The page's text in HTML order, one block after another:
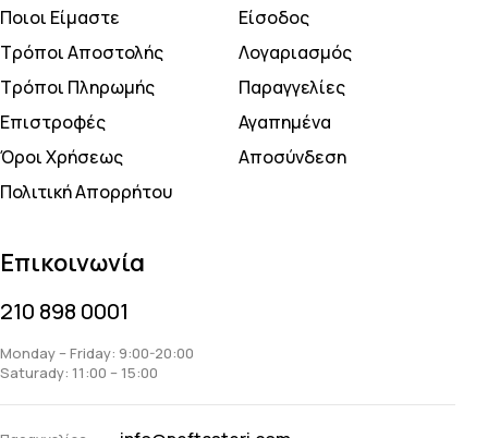
Ποιοι Είμαστε
Τρόποι Αποστολής
Τρόποι Πληρωμής
Επιστροφές
Όροι Χρήσεως
Πολιτική Απορρήτου
Είσοδος
Λογαριασμός
Παραγγελίες
Αγαπημένα
Αποσύνδεση
Επικοινωνία
210 898 0001
Monday – Friday: 9:00-20:00
Saturady: 11:00 – 15:00